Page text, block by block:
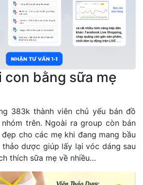
con bằng sữa mẹ
383k thành viên chủ yếu bán đồ
trên. Ngoài ra group còn bán
cho các mẹ khi đang mang bầu
thảo dược giúp lấy lại vóc dáng sau
thích sữa mẹ về nhiều…